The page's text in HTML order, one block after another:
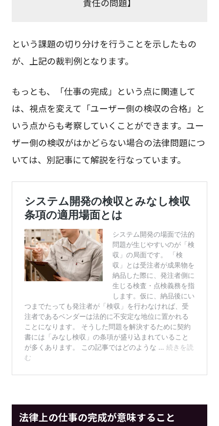
という課題の切り分けを行うことを示したもの
が、上記の裁判例となります。
もっとも、「仕事の完成」という点に関連して
は、視点を変えて「ユーザー側の検収の合格」と
いう点からも考察していくことができます。ユー
ザー側の検収がはかどらない場合の法律問題につ
いては、別記事にて解説を行なっています。
法律上の仕事の完成が意味すること